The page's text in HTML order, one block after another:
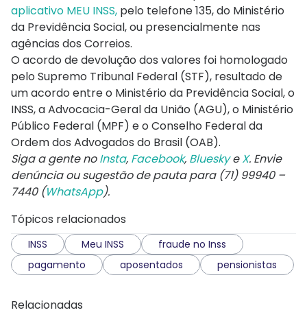
aplicativo MEU INSS, pelo telefone 135, do Ministério
da Previdência Social, ou presencialmente nas
agências dos Correios.
O acordo de devolução dos valores foi homologado
pelo Supremo Tribunal Federal (STF), resultado de
um acordo entre o Ministério da Previdência Social, o
INSS, a Advocacia-Geral da União (AGU), o Ministério
Público Federal (MPF) e o Conselho Federal da
Ordem dos Advogados do Brasil (OAB).
Siga a gente noInsta, Facebook, BlueskyeX. Envie
denúncia ou sugestão de pauta para (71) 99940 –
7440 (WhatsApp).
Tópicos relacionados
INSS Meu INSS
fraude no Inss
pagamento
aposentados pensionistas
Relacionadas